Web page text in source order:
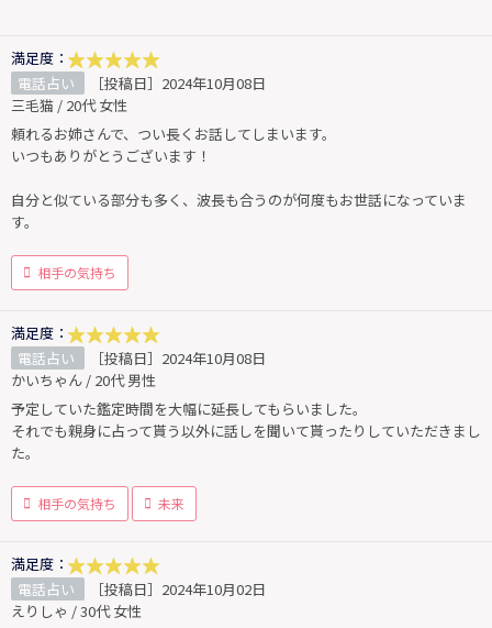
満足度：
電話占い
［投稿日］2024年10月08日
三毛猫 / 20代 女性
頼れるお姉さんで、つい長くお話してしまいます。
いつもありがとうございます！
自分と似ている部分も多く、波長も合うのが何度もお世話になっていま
す。
相手の気持ち
満足度：
電話占い
［投稿日］2024年10月08日
かいちゃん / 20代 男性
予定していた鑑定時間を大幅に延長してもらいました。
それでも親身に占って貰う以外に話しを聞いて貰ったりしていただきまし
た。
相手の気持ち 未来
満足度：
電話占い
［投稿日］2024年10月02日
えりしゃ / 30代 女性